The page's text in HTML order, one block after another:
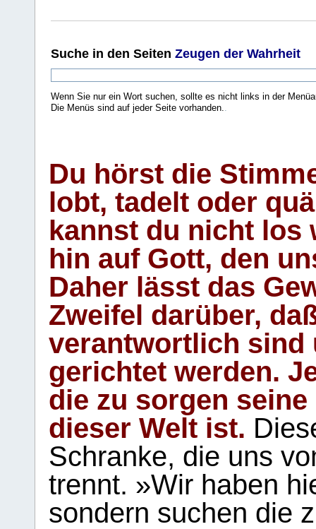
Suche in den Seiten Zeugen der Wahrheit
Wenn Sie nur ein Wort suchen, sollte es nicht links in der
Die Menüs sind auf jeder Seite vorhanden.
Du hörst die
lobt, tadelt oder
kannst du nicht los
hin auf Gott, den
Daher lässt das
Zweifel darüber,
verantwortlich sind
gerichtet werden.
die zu sorgen
dieser Welt ist.
Schranke, die uns
trennt. »Wir haben
sondern suchen die